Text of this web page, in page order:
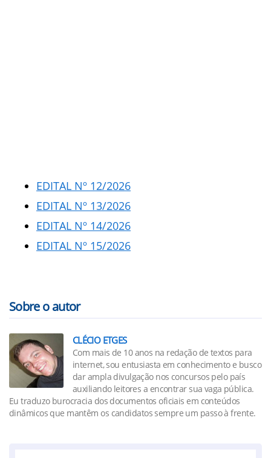
EDITAL Nº 12/2026
EDITAL Nº 13/2026
EDITAL Nº 14/2026
EDITAL Nº 15/2026
Sobre o autor
CLÉCIO ETGES
Com mais de 10 anos na redação de textos para
internet, sou entusiasta em conhecimento e busco
dar ampla divulgação nos concursos pelo país
auxiliando leitores a encontrar sua vaga pública.
Eu traduzo burocracia dos documentos oficiais em conteúdos
dinâmicos que mantêm os candidatos sempre um passo à frente.